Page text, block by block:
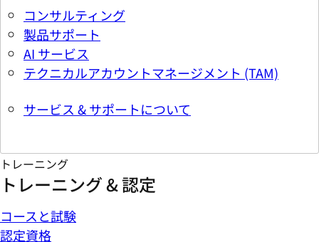
コンサルティング
製品サポート
AI サービス
テクニカルアカウントマネージメント (TAM)
サービス & サポートについて
トレーニング
トレーニング & 認定
コースと試験
認定資格